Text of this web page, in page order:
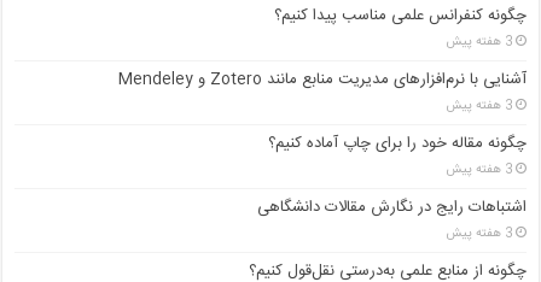
چگونه کنفرانس علمی مناسب پیدا کنیم؟
3 هفته پیش
آشنایی با نرم‌افزارهای مدیریت منابع مانند Zotero و Mendeley
3 هفته پیش
چگونه مقاله خود را برای چاپ آماده کنیم؟
3 هفته پیش
اشتباهات رایج در نگارش مقالات دانشگاهی
3 هفته پیش
چگونه از منابع علمی به‌درستی نقل‌قول کنیم؟